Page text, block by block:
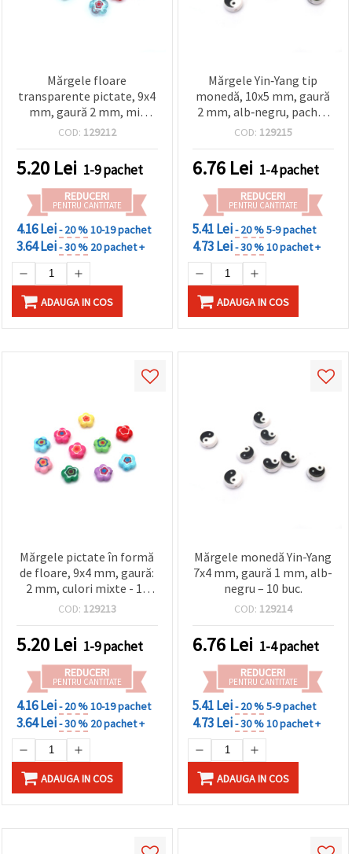
Mărgele floare
transparente pictate, 9x4
mm, gaură 2 mm, mix
multicolor - 10 bucăți
COD: 129212
5.20 Lei 1-9 pachet
REDUCERI
PENTRU CANTITATE
4.16 Lei- 20 %10-19 pachet
3.64 Lei- 30 % 20 pachet +
ADAUGA IN COS
Mărgele Yin‑Yang tip
monedă, 10x5 mm, gaură
2 mm, alb‑negru, pachet
de 10 buc.
COD: 129215
6.76 Lei 1-4 pachet
REDUCERI
PENTRU CANTITATE
5.41 Lei- 20 %5-9 pachet
4.73 Lei- 30 %10 pachet +
ADAUGA IN COS
Mărgele pictate în formă
de floare, 9x4 mm, gaură:
2 mm, culori mixte - 10
bucăți
COD: 129213
5.20 Lei 1-9 pachet
REDUCERI
PENTRU CANTITATE
4.16 Lei- 20 %10-19 pachet
3.64 Lei- 30 % 20 pachet +
ADAUGA IN COS
Mărgele monedă Yin-Yang
7x4 mm, gaură 1 mm, alb-
negru – 10 buc.
COD: 129214
6.76 Lei 1-4 pachet
REDUCERI
PENTRU CANTITATE
5.41 Lei- 20 %5-9 pachet
4.73 Lei- 30 %10 pachet +
ADAUGA IN COS